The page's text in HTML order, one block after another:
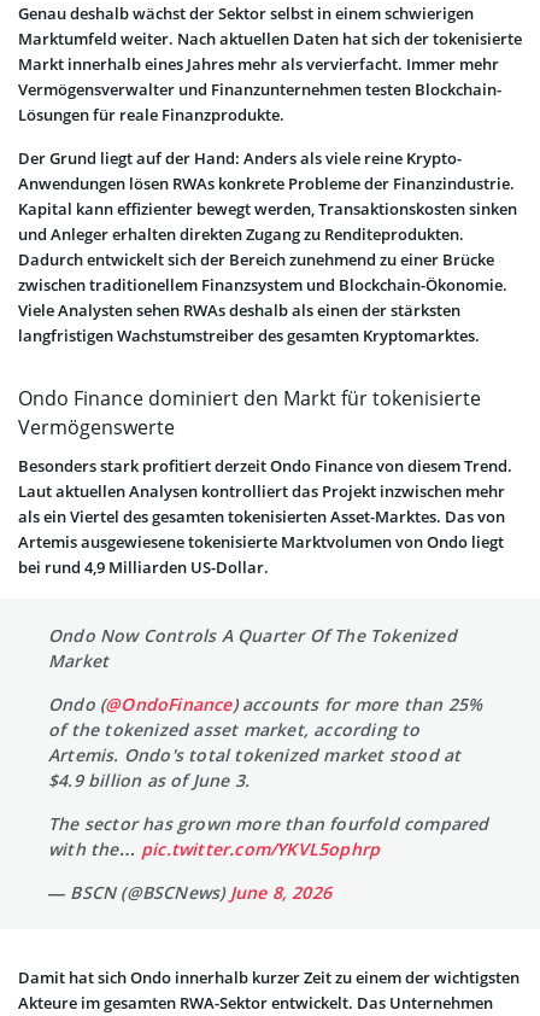
Genau deshalb wächst der Sektor selbst in einem schwierigen
Marktumfeld weiter. Nach aktuellen Daten hat sich der tokenisierte
Markt innerhalb eines Jahres mehr als vervierfacht. Immer mehr
Vermögensverwalter und Finanzunternehmen testen Blockchain-
Lösungen für reale Finanzprodukte.
Der Grund liegt auf der Hand: Anders als viele reine Krypto-
Anwendungen lösen RWAs konkrete Probleme der Finanzindustrie.
Kapital kann effizienter bewegt werden, Transaktionskosten sinken
und Anleger erhalten direkten Zugang zu Renditeprodukten.
Dadurch entwickelt sich der Bereich zunehmend zu einer Brücke
zwischen traditionellem Finanzsystem und Blockchain-Ökonomie.
Viele Analysten sehen RWAs deshalb als einen der stärksten
langfristigen Wachstumstreiber des gesamten Kryptomarktes.
Ondo Finance dominiert den Markt für tokenisierte
Vermögenswerte
Besonders stark profitiert derzeit Ondo Finance von diesem Trend.
Laut aktuellen Analysen kontrolliert das Projekt inzwischen mehr
als ein Viertel des gesamten tokenisierten Asset-Marktes. Das von
Artemis ausgewiesene tokenisierte Marktvolumen von Ondo liegt
bei rund 4,9 Milliarden US-Dollar.
Ondo Now Controls A Quarter Of The Tokenized
Market
Ondo (@OndoFinance) accounts for more than 25%
of the tokenized asset market, according to
Artemis. Ondo's total tokenized market stood at
$4.9 billion as of June 3.
The sector has grown more than fourfold compared
with the… pic.twitter.com/YKVL5ophrp
— BSCN (@BSCNews) June 8, 2026
Damit hat sich Ondo innerhalb kurzer Zeit zu einem der wichtigsten
Akteure im gesamten RWA-Sektor entwickelt. Das Unternehmen